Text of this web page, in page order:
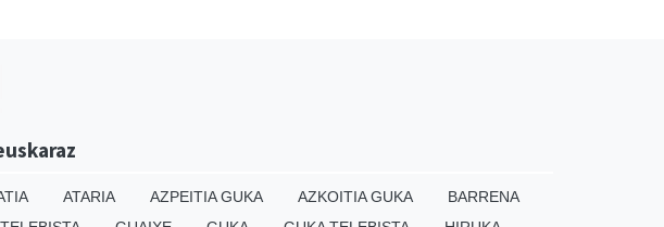
ATARIA AZPEITIA GUKA AZKOITIA GUKA
BARRENA